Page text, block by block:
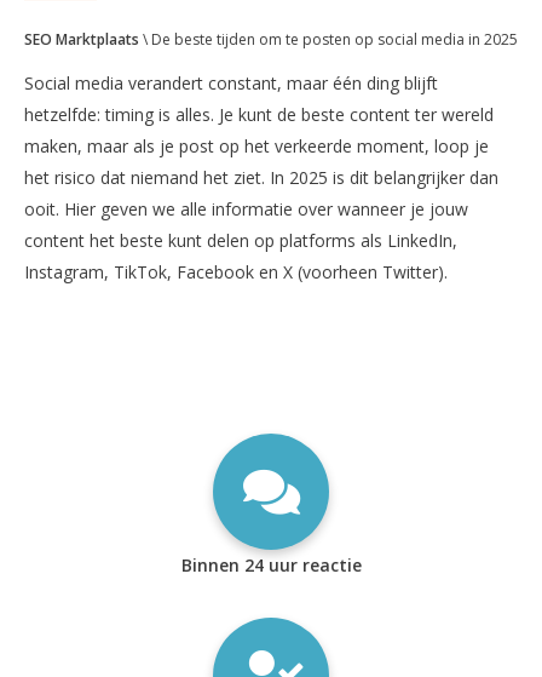
SEO Marktplaats \ De beste tijden om te posten op social media in 2025
Social media verandert constant, maar één ding blijft
hetzelfde: timing is alles. Je kunt de beste content ter wereld
maken, maar als je post op het verkeerde moment, loop je
het risico dat niemand het ziet. In 2025 is dit belangrijker dan
ooit. Hier geven we alle informatie over wanneer je jouw
content het beste kunt delen op platforms als LinkedIn,
Instagram, TikTok, Facebook en X (voorheen Twitter).
Binnen 24 uur reactie